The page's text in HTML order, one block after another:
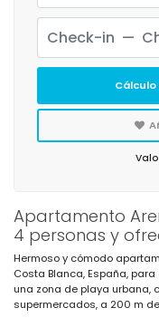
Apartamento
4 personas y
Hermoso y cómodo
Costa Blanca, España,
una zona de playa urbana,
supermercados, a 200 m